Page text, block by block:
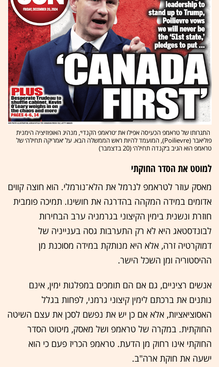
התגרותו של טראמפ הכעיסה אפילו את ׳טראמפ הקנדי׳, מנהיג האופוזיציה הימנית
פוליאבר (Poilievre), המועמד להיות ראש הממשלה הבא. על ׳אמריקה תחילה׳ של
טראמפ הוא הגיב ב׳קנדה תחילה׳ (20 בדצמבר)
למוטט את הסדר החוקתי
מאסק עוזר לטראמפ לנרמל את הלא־נורמלי. הוא חוצה קווים
אדומים במידה המקהה בהדרגה את חושינו. תמיכה פומבית
חוזרת ונשנית בימין הקיצוני בגרמניה ערב הבחירות
לבונדסטאג היא לא רק התערבות גסה בענייניה של
דמוקרטיה זרה, אלא היא מנותקת במידה מסוכנת מן
ההיסטוריה ומן השכל הישר.
אנשים רציניים, גם אם הם תומכים במפלגות ימין, אינם
נותנים את ברכתם לימין קיצוני גרמני, לפחות בגלל
האסוציאציות, אלא אם כן יש את נפשם לסכן את עצם השיטה
החוקתית. במקרה של טראמפ ושל מאסק, מיטוט הסדר
החוקתי אינו רחוק מן הדעת. טראמפ הכריז פעם כי הוא
ישעה את חוקת ארה"ב.